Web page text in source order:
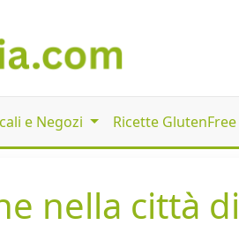
e Negozi Ricette GlutenFree
nella città di